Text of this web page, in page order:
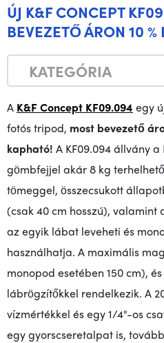
ÚJ K&F CONCEPT
BEVEZETŐ ÁRON 10
KATEGÓRIA
A K&F Concept KF09.094 egy
fotós tripod, most bevezető
kapható! A KF09.094 állvány
gömbfejjel akár 8 kg
tömeggel, összecsukott
(csak 40 cm hosszú),
az egyik lábat leveheti és
használhatja. A maximális
monopod esetében 150 cm),
lábrögzítőkkel rendelkezik. A
vízmértékkel és egy 1/4"-os
egy gyorscseretalpat is,